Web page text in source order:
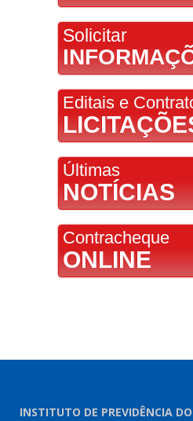
Solicitar
Editais e
Últimas
NOTÍCIAS
Contracheque
ONLINE
INSTITUTO DE PREVIDÊNCIA